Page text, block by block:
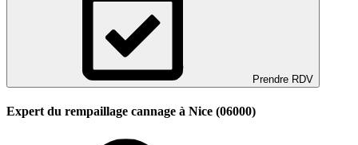
Prendre RDV
Expert du rempaillage cannage à Nice (06000)